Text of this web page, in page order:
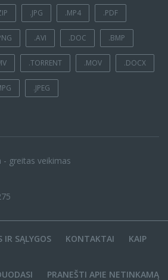
.JPG .MP4 .PDF
.AVI .DOC .BMP
.TORRENT .MOV .DOCX
.JPEG
- greitas veikimas
IR SĄLYGOS KONTAKTAI KAIP
PRANEŠTI APIE NETINKAMĄ